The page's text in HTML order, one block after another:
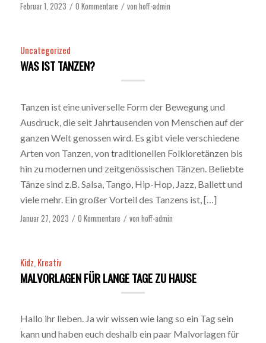
Februar 1, 2023 / 0 Kommentare / von hoff-admin
Uncategorized
WAS IST TANZEN?
Tanzen ist eine universelle Form der Bewegung und
Ausdruck, die seit Jahrtausenden von Menschen auf der
ganzen Welt genossen wird. Es gibt viele verschiedene
Arten von Tanzen, von traditionellen Folkloretänzen bis
hin zu modernen und zeitgenössischen Tänzen. Beliebte
Tänze sind z.B. Salsa, Tango, Hip-Hop, Jazz, Ballett und
viele mehr. Ein großer Vorteil des Tanzens ist, […]
Januar 27, 2023 / 0 Kommentare / von hoff-admin
Kidz, Kreativ
MALVORLAGEN FÜR LANGE TAGE ZU HAUSE
Hallo ihr lieben. Ja wir wissen wie lang so ein Tag sein
kann und haben euch deshalb ein paar Malvorlagen für